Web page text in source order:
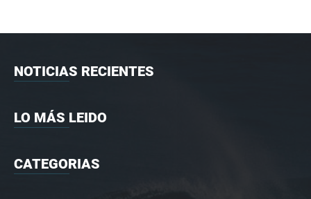
NOTICIAS RECIENTES
LO MÁS LEIDO
CATEGORIAS